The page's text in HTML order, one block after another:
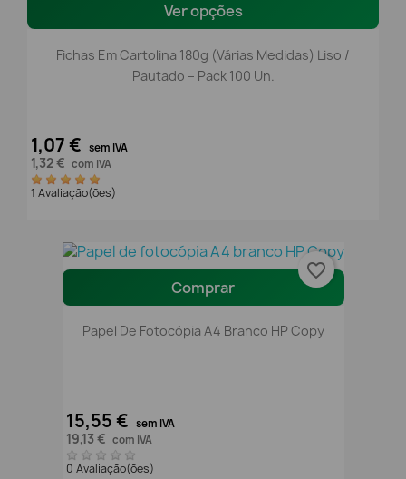
Ver opções
Fichas Em Cartolina 180g (Várias Medidas) Liso /
Pautado – Pack 100 Un.
1,07 € sem IVA
1,32 € com IVA
1 Avaliação(ões)
Comprar
Papel De Fotocópia A4 Branco HP Copy
15,55 € sem IVA
19,13 € com IVA
0 Avaliação(ões)
favorite_border